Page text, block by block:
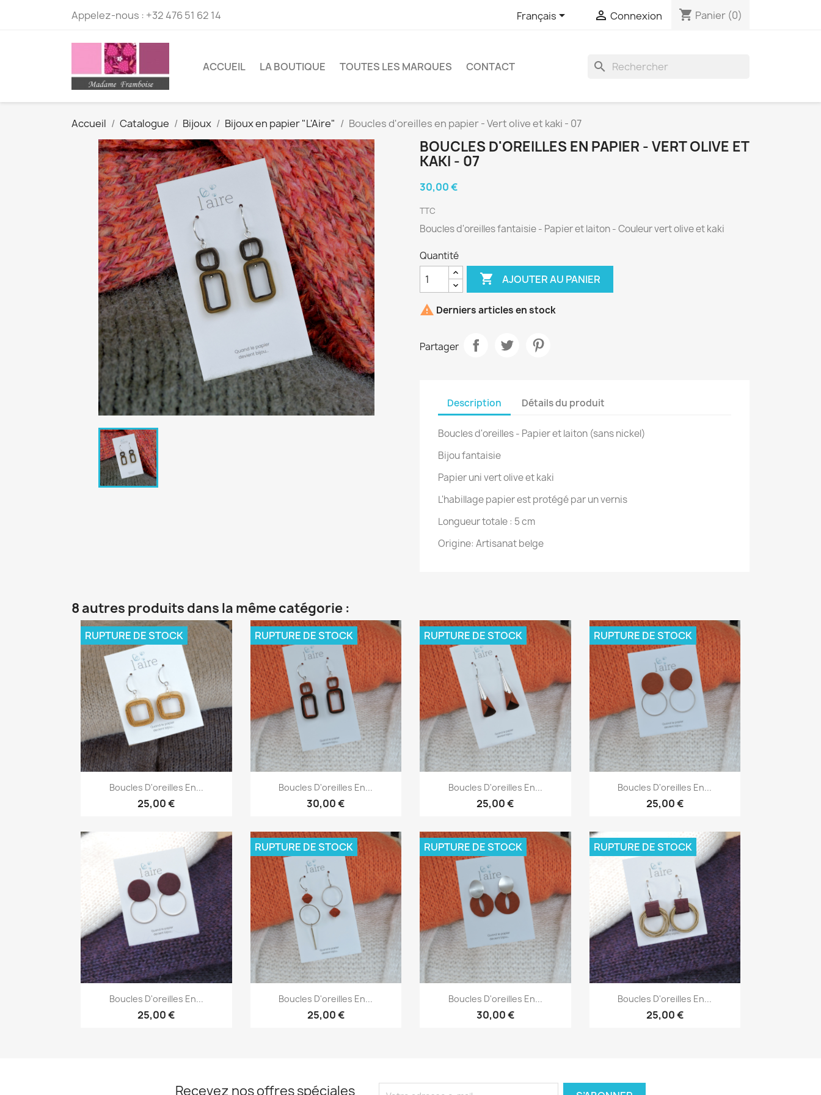
Appelez-nous : +32 476 51 62 14 Français  Connexion shopping_cart Panier (0)
ACCUEIL LA BOUTIQUE TOUTES LES MARQUES CONTACT 
Accueil Catalogue Bijoux Bijoux en papier "L'Aire" Boucles d'oreilles en papier - Vert olive et kaki - 07
BOUCLES D'OREILLES EN PAPIER - VERT OLIVE ET
KAKI - 07
30,00 €
TTC
Boucles d'oreilles fantaisie - Papier et laiton - Couleur vert olive et kaki
Quantité
 AJOUTER AU PANIER
 Derniers articles en stock
Partager
Description Détails du produit
Boucles d'oreilles - Papier et laiton (sans nickel)
Bijou fantaisie
Papier uni vert olive et kaki
L'habillage papier est protégé par un vernis
Longueur totale : 5 cm
Origine: Artisanat belge
8 autres produits dans la même catégorie :
Aperçu rapide
Boucles D'oreilles En...
25,00 €
RUPTURE DE STOCK
Aperçu rapide
Boucles D'oreilles En...
30,00 €
RUPTURE DE STOCK
Aperçu rapide
Boucles D'oreilles En...
25,00 €
RUPTURE DE STOCK
Aperçu rapide
Boucles D'oreilles En...
25,00 €
RUPTURE DE STOCK
Aperçu rapide
Boucles D'oreilles En...
25,00 €
Aperçu rapide
Boucles D'oreilles En...
25,00 €
RUPTURE DE STOCK
Aperçu rapide
Boucles D'oreilles En...
30,00 €
RUPTURE DE STOCK
Aperçu rapide
Boucles D'oreilles En...
25,00 €
RUPTURE DE STOCK
Recevez nos offres spéciales